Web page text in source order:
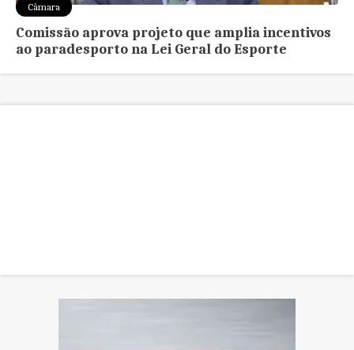
Câmara
Comissão aprova projeto que amplia incentivos
ao paradesporto na Lei Geral do Esporte